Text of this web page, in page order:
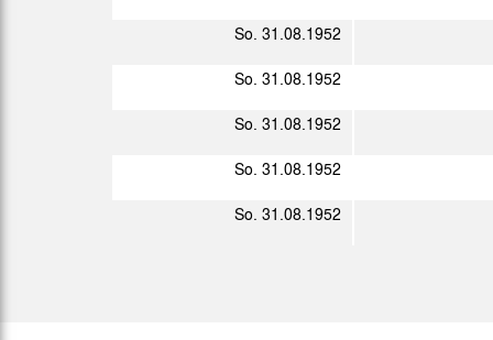
So. 31.08.1952
So. 31.08.1952
So. 31.08.1952
So. 31.08.1952
So. 31.08.1952